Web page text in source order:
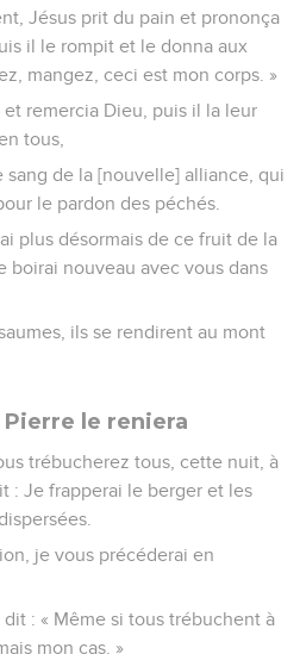
Jésus prit du pain et prononça
il le rompit et le donna aux
mangez, ceci est mon corps. »
remercia Dieu, puis il la leur
tous,
sang de la [nouvelle] alliance, qui
le pardon des péchés.
plus désormais de ce fruit de la
boirai nouveau avec vous dans
ils se rendirent au mont
le reniera
trébucherez tous, cette nuit, à
: Je frapperai le berger et les
je vous précéderai en
: « Même si tous trébuchent à
mon cas. »